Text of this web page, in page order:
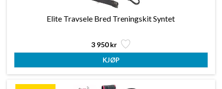
Elite Travsele Bred Treningskit Syntet
3 950 kr